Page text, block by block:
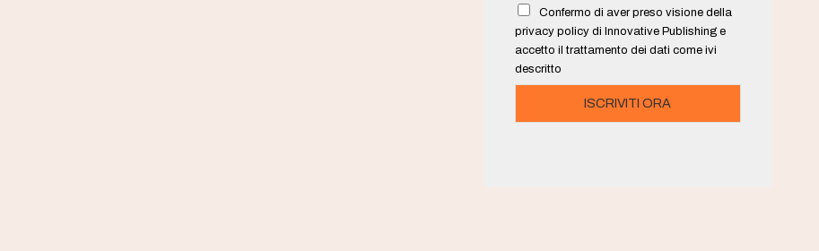
*
Confermo di aver preso visione della
privacy policy di Innovative Publishing e
accetto il trattamento dei dati come ivi
descritto
ISCRIVITI ORA